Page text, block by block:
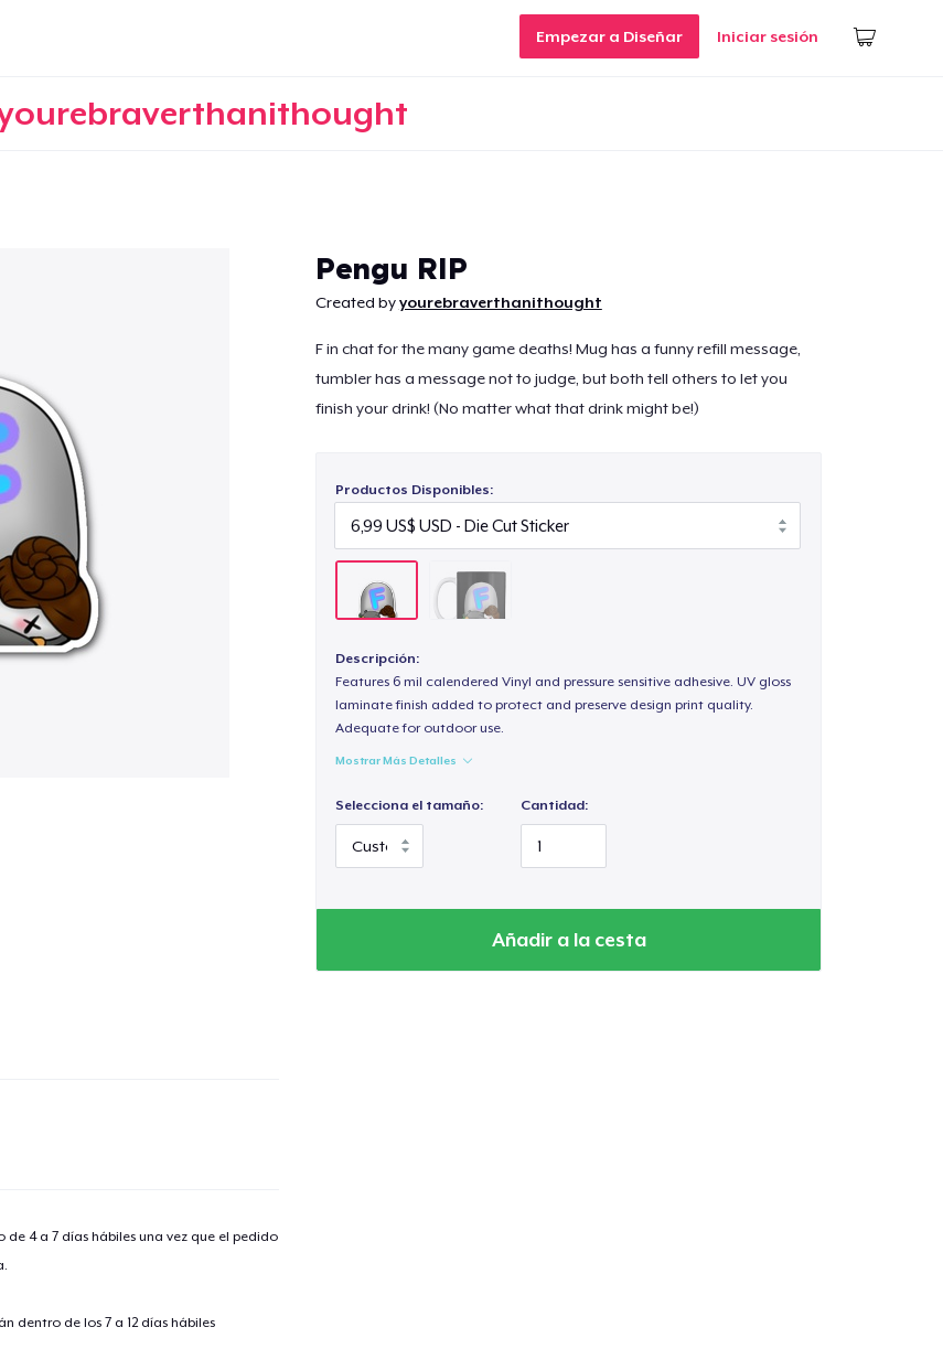
Empezar a Diseñar Iniciar sesión
Pengu RIP
Created byyourebraverthanithought
F in chat for the many game deaths! Mug has a funny refill message,
tumbler has a message not to judge, but both tell others to let you
finish your drink! (No matter what that drink might be!)
Productos Disponibles:
Descripción:
Features 6 mil calendered Vinyl and pressure sensitive adhesive. UV gloss
laminate finish added to protect and preserve design print quality.
Adequate for outdoor use.
Mostrar Más Detalles
Selecciona el tamaño: Cantidad:
Añadir a la cesta
4 a 7 días hábiles una vez que el pedido
dentro de los 7 a 12 días hábiles